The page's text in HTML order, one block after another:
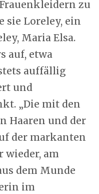
zu
sie Loreley, ein
Maria Elsa.
auf, etwa
auffällig
und
„Die mit den
Haaren und der
der markanten
wieder, am
dem Munde
im